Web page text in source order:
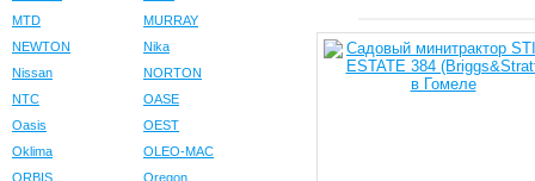
MTD
MURRAY
NEWTON
Nika
Nissan
NORTON
NTC
OASE
Oasis
OEST
Oklima
OLEO-MAC
ORBIS
Oregon